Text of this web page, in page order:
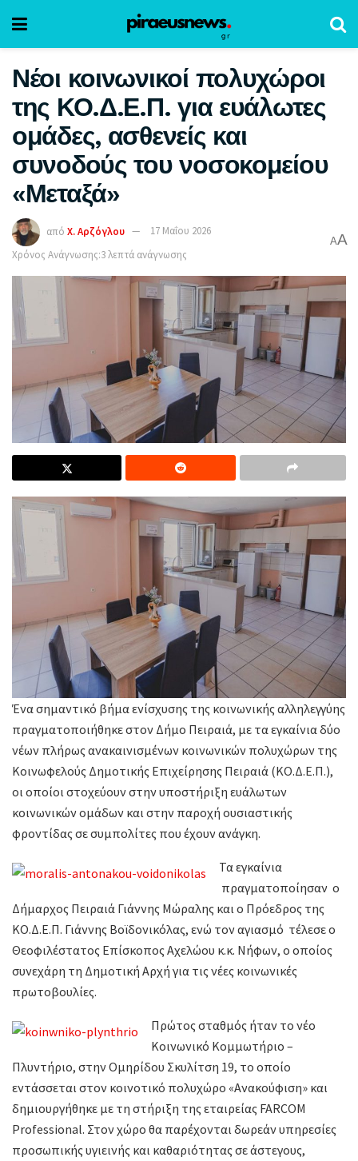
Νέοι κοινωνικοί πολυχώροι
της ΚΟ.Δ.Ε.Π. για ευάλωτες
ομάδες, ασθενείς και
συνοδούς του νοσοκομείου
«Μεταξά»
από Χ. Αρζόγλου
17 Μαΐου 2026
Χρόνος Ανάγνωσης:3 λεπτά ανάγνωσης
AA
Ένα σημαντικό βήμα ενίσχυσης της κοινωνικής αλληλεγγύης
πραγματοποιήθηκε στον Δήμο Πειραιά, με τα εγκαίνια δύο
νέων πλήρως ανακαινισμένων κοινωνικών πολυχώρων της
Κοινωφελούς Δημοτικής Επιχείρησης Πειραιά (ΚΟ.Δ.Ε.Π.),
οι οποίοι στοχεύουν στην υποστήριξη ευάλωτων
κοινωνικών ομάδων και στην παροχή ουσιαστικής
φροντίδας σε συμπολίτες που έχουν ανάγκη.
Τα εγκαίνια
πραγματοποίησαν ο
Δήμαρχος Πειραιά Γιάννης Μώραλης και ο Πρόεδρος της
ΚΟ.Δ.Ε.Π. Γιάννης Βοϊδονικόλας, ενώ τον αγιασμό τέλεσε ο
Θεοφιλέστατος Επίσκοπος Αχελώου κ.κ. Νήφων, ο οποίος
συνεχάρη τη Δημοτική Αρχή για τις νέες κοινωνικές
πρωτοβουλίες.
Πρώτος σταθμός ήταν το νέο
Κοινωνικό Κομμωτήριο –
Πλυντήριο, στην Ομηρίδου Σκυλίτση 19, το οποίο
εντάσσεται στον κοινοτικό πολυχώρο «Ανακούφιση» και
δημιουργήθηκε με τη στήριξη της εταιρείας FARCOM
Professional. Στον χώρο θα παρέχονται δωρεάν υπηρεσίες
προσωπικής υγιεινής και καθαριότητας σε άστεγους,